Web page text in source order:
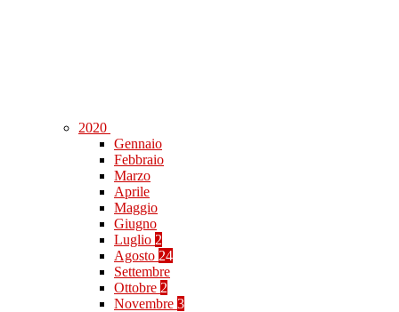
2020
Gennaio
Febbraio
Marzo
Aprile
Maggio
Giugno
Luglio 2
Agosto 24
Settembre
Ottobre 2
Novembre 3